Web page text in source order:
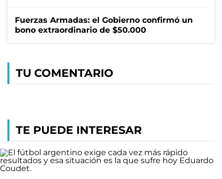
Fuerzas Armadas: el Gobierno confirmó un
bono extraordinario de $50.000
TU COMENTARIO
TE PUEDE INTERESAR